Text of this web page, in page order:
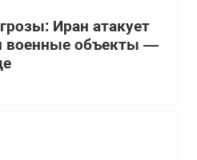
Иран атакует
военные объекты —